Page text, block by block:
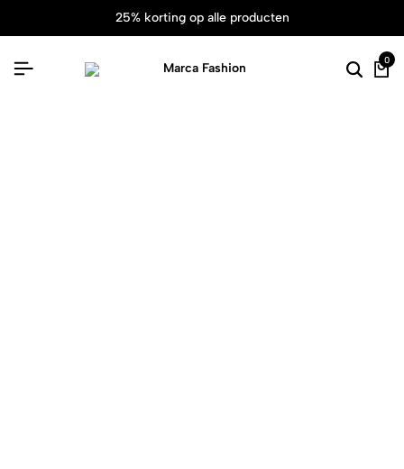
25% korting op alle producten
0